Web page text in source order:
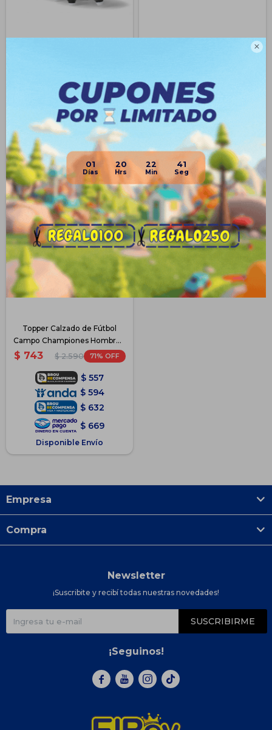

01 20 22 40
37
$ 1.120
$ 1.194
1.269
$ 1.344
Disponible Envío
Topper Calzado Para Fútbol
$
$
$ 632
$ 669
Disponible Envío
Topper Calzado de Fútbol
Campo Championes Hombre -
Blanco-SanCiro
$ 743 $ 2.590 71
$ 557
$ 594
$ 632
$ 669
Disponible Envío
Empresa
Compra
Newsletter
¡Suscribite y recibí todas nuestras novedades!
SUSCRIBIRME
¡Seguinos!
  